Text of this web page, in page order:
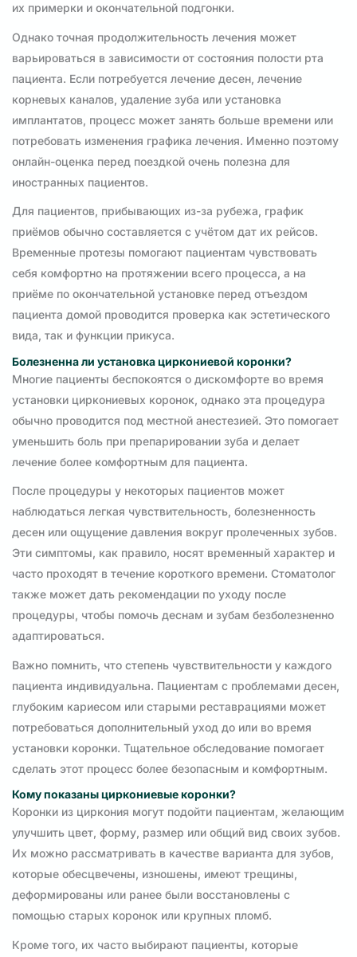
их примерки и окончательной подгонки.
Однако точная продолжительность лечения может
варьироваться в зависимости от состояния полости рта
пациента. Если потребуется лечение десен, лечение
корневых каналов, удаление зуба или установка
имплантатов, процесс может занять больше времени или
потребовать изменения графика лечения. Именно поэтому
онлайн-оценка перед поездкой очень полезна для
иностранных пациентов.
Для пациентов, прибывающих из-за рубежа, график
приёмов обычно составляется с учётом дат их рейсов.
Временные протезы помогают пациентам чувствовать
себя комфортно на протяжении всего процесса, а на
приёме по окончательной установке перед отъездом
пациента домой проводится проверка как эстетического
вида, так и функции прикуса.
Болезненна ли установка циркониевой коронки?
Многие пациенты беспокоятся о дискомфорте во время
установки циркониевых коронок, однако эта процедура
обычно проводится под местной анестезией. Это помогает
уменьшить боль при препарировании зуба и делает
лечение более комфортным для пациента.
После процедуры у некоторых пациентов может
наблюдаться легкая чувствительность, болезненность
десен или ощущение давления вокруг пролеченных зубов.
Эти симптомы, как правило, носят временный характер и
часто проходят в течение короткого времени. Стоматолог
также может дать рекомендации по уходу после
процедуры, чтобы помочь деснам и зубам безболезненно
адаптироваться.
Важно помнить, что степень чувствительности у каждого
пациента индивидуальна. Пациентам с проблемами десен,
глубоким кариесом или старыми реставрациями может
потребоваться дополнительный уход до или во время
установки коронки. Тщательное обследование помогает
сделать этот процесс более безопасным и комфортным.
Кому показаны циркониевые коронки?
Коронки из циркония могут подойти пациентам, желающим
улучшить цвет, форму, размер или общий вид своих зубов.
Их можно рассматривать в качестве варианта для зубов,
которые обесцвечены, изношены, имеют трещины,
деформированы или ранее были восстановлены с
помощью старых коронок или крупных пломб.
Кроме того, их часто выбирают пациенты, которые